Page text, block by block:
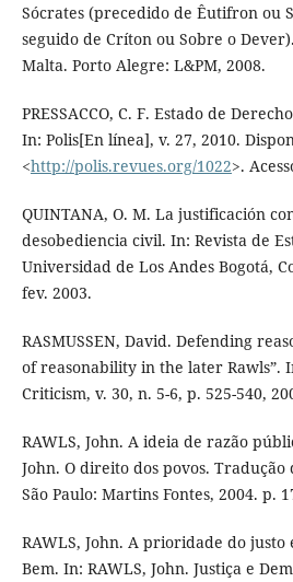
Sócrates (precedido de Êutifron ou
seguido de Críton ou Sobre o
Malta. Porto Alegre: L&PM, 2008.
PRESSACCO, C. F. Estado de
In: Polis[En línea], v. 27, 2010.
<http://polis.revues.org/1022>.
QUINTANA, O. M. La justificación
desobediencia civil. In: Revista de
Universidad de Los Andes Bogotá,
fev. 2003.
RASMUSSEN, David. Defending
of reasonability in the later Rawls”.
Criticism, v. 30, n. 5-6, p. 525-540,
RAWLS, John. A ideia de razão
John. O direito dos povos. Tradução
São Paulo: Martins Fontes, 2004. p.
RAWLS, John. A prioridade do justo
Bem. In: RAWLS, John. Justiça e